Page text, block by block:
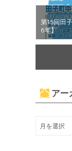
第15回田
6年】
アー